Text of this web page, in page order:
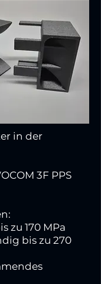
Formen
in der
3F PPS
zu 170 MPa
bis zu 270